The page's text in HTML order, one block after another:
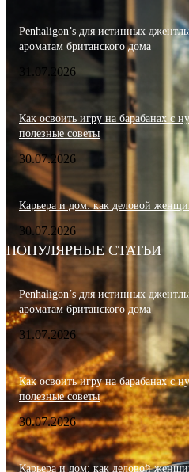
Penhaligon’s для истинных
ароматам британского дома
31.07.2026
Как освоить игру на барабанах с
полезные советы
30.07.2026
Карьера и дом: как деловой
30.07.2026
ПОПУЛЯРНЫЕ СТАТЬИ
Penhaligon’s для истинных
ароматам британского дома
31.07.2026
Как освоить игру на барабанах с
полезные советы
30.07.2026
Карьера и дом: как деловой